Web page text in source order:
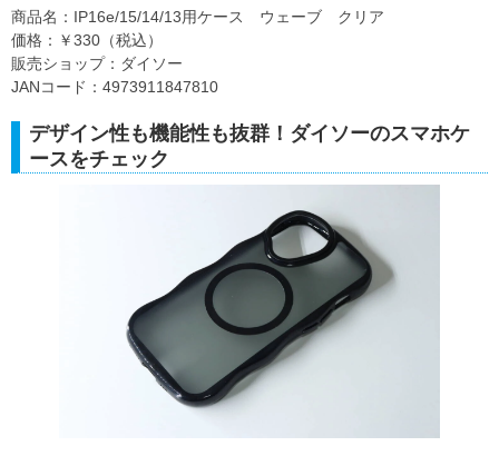
商品名：IP16e/15/14/13用ケース ウェーブ クリア
価格：￥330（税込）
販売ショップ：ダイソー
JANコード：4973911847810
デザイン性も機能性も抜群！ダイソーのスマホケ
ースをチェック